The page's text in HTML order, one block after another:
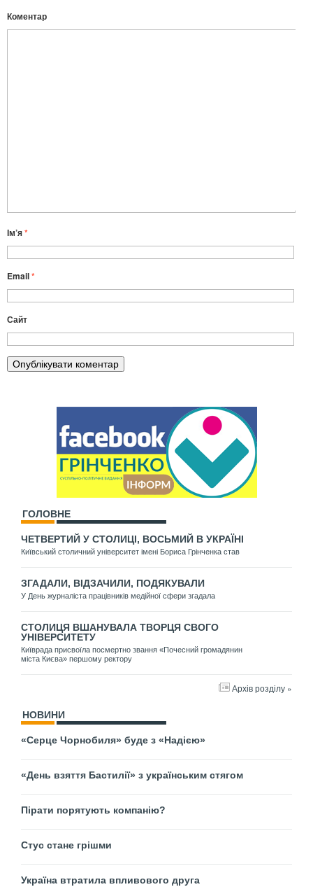
Коментар
Ім’я*
Email*
Сайт
ГОЛОВНЕ
ЧЕТВЕРТИЙ У СТОЛИЦІ, ВОСЬМИЙ В УКРАЇНІ
Київський столичний університет імені Бориса Грінченка став
ЗГАДАЛИ, ВІДЗАЧИЛИ, ПОДЯКУВАЛИ
У День журналіста працівників медійної сфери згадала
СТОЛИЦЯ ВШАНУВАЛА ТВОРЦЯ СВОГО
УНІВЕРСИТЕТУ
Київрада присвоїла посмертно звання «Почесний громадянин
міста Києва» першому ректору
Архів розділу »
НОВИНИ
«Серце Чорнобиля» буде з «Надією»
«День взяття Бастилії» з українським стягом
Пірати порятують компанію?
Стус стане грішми
Україна втратила впливового друга